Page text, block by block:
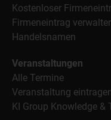
Kostenloser
Firmeneintrag
Handelsnamen
Veranstaltungen
Alle Termine
Veranstaltung
KI Group Knowledge &